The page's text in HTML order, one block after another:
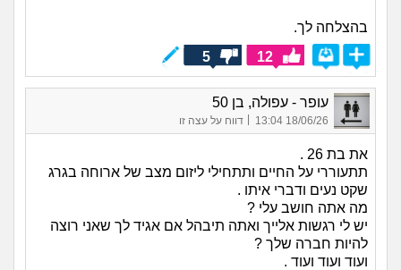
בהצלחה לך.
12
5
עופר - עפולה, בן 50
18/06/26 13:04
| דווח על עצה זו
את בת 26 .
תתעוררי על החיים ותתחילי ליזום מצב של ארוחה בגרג
שקט נעים ודברי איתו .
מה אתה חושב עלי ?
יש לי רגשות אלייך ואתה תיבהל אם אגיד לך שאני רוצה
להיות חברה שלך ?
ועוד ועוד ועוד .